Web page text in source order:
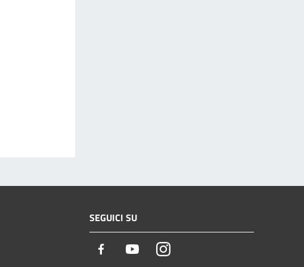
SEGUICI SU
Facebook YoutubeInstagram